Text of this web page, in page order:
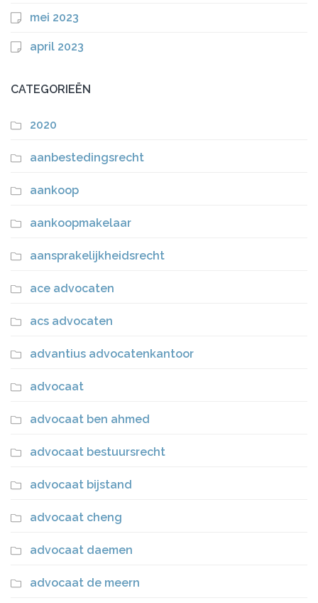
mei 2023
april 2023
CATEGORIEËN
2020
aanbestedingsrecht
aankoop
aankoopmakelaar
aansprakelijkheidsrecht
ace advocaten
acs advocaten
advantius advocatenkantoor
advocaat
advocaat ben ahmed
advocaat bestuursrecht
advocaat bijstand
advocaat cheng
advocaat daemen
advocaat de meern